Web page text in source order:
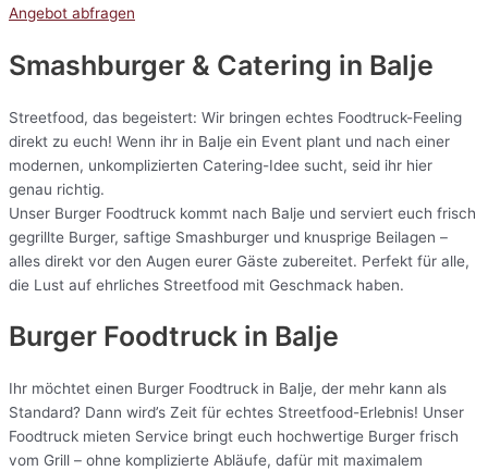
Angebot abfragen
Smashburger & Catering in Balje
Streetfood, das begeistert: Wir bringen echtes Foodtruck-Feeling
direkt zu euch! Wenn ihr in Balje ein Event plant und nach einer
modernen, unkomplizierten Catering-Idee sucht, seid ihr hier
genau richtig.
Unser Burger Foodtruck kommt nach Balje und serviert euch frisch
gegrillte Burger, saftige Smashburger und knusprige Beilagen –
alles direkt vor den Augen eurer Gäste zubereitet. Perfekt für alle,
die Lust auf ehrliches Streetfood mit Geschmack haben.
Burger Foodtruck in Balje
Ihr möchtet einen Burger Foodtruck in Balje, der mehr kann als
Standard? Dann wird’s Zeit für echtes Streetfood-Erlebnis! Unser
Foodtruck mieten Service bringt euch hochwertige Burger frisch
vom Grill – ohne komplizierte Abläufe, dafür mit maximalem